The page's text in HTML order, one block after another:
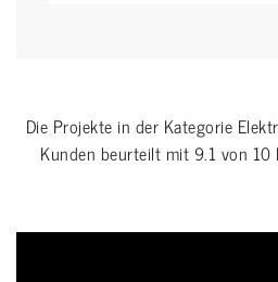
Die Projekte in der Kategorie
Kunden beurteilt mit9.1 von 10